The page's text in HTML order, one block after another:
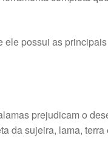
possui as
prejudicam o
da sujeira, lama,